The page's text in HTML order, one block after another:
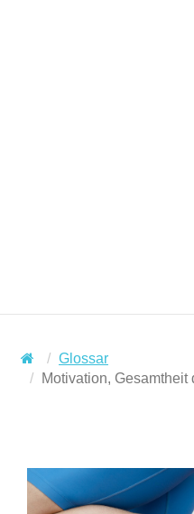
Glossar
Motivation, Gesamtheit